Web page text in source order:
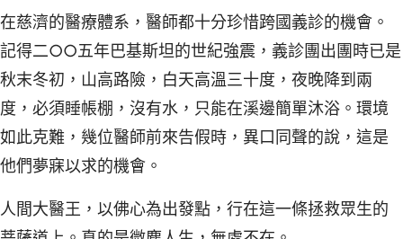
在慈濟的醫療體系，醫師都十分珍惜跨國義診的機會。
記得二○○五年巴基斯坦的世紀強震，義診團出團時已是
秋末冬初，山高路險，白天高溫三十度，夜晚降到兩
度，必須睡帳棚，沒有水，只能在溪邊簡單沐浴。環境
如此克難，幾位醫師前來告假時，異口同聲的說，這是
他們夢寐以求的機會。
人間大醫王，以佛心為出發點，行在這一條拯救眾生的